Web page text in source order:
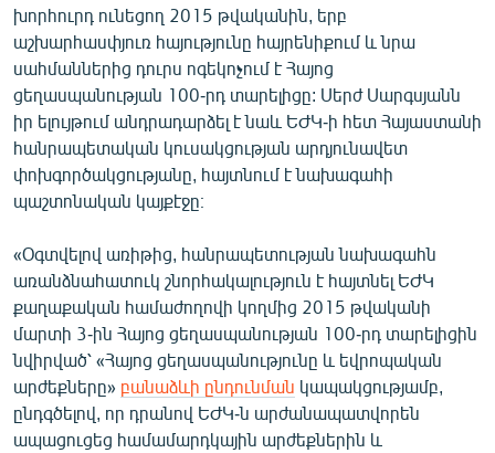
English
Русский
ՀԵՏԵՎԵՔ ՄԵԶ
«Ազատության» բոլոր կայքերը
խորհուրդ ունեցող 2015 թվականին, երբ
աշխարհասփյուռ հայությունը հայրենիքում և նրա
սահմաններից դուրս ոգեկոչում է Հայոց
ցեղասպանության 100-րդ տարելիցը: Սերժ Սարգսյանն
իր ելույթում անդրադարձել է նաև ԵԺԿ-ի հետ Հայաստանի
հանրապետական կուսակցության արդյունավետ
փոխգործակցությանը, հայտնում է նախագահի
պաշտոնական կայքէջը։
«Օգտվելով առիթից, հանրապետության նախագահն
առանձնահատուկ շնորհակալություն է հայտնել ԵԺԿ
քաղաքական համաժողովի կողմից 2015 թվականի
մարտի 3-ին Հայոց ցեղասպանության 100-րդ տարելիցին
նվիրված՝ «Հայոց ցեղասպանությունը և եվրոպական
արժեքները» բանաձևի ընդունման կապակցությամբ,
ընդգծելով, որ դրանով ԵԺԿ-ն արժանապատվորեն
ապացուցեց համամարդկային արժեքներին և